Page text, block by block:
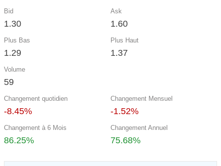
Bid
1.30
Ask
1.60
Plus Bas
1.29
Plus Haut
1.37
Volume
59
Changement quotidien
-8.45%
Changement Mensuel
-1.52%
Changement à 6 Mois
86.25%
Changement Annuel
75.68%